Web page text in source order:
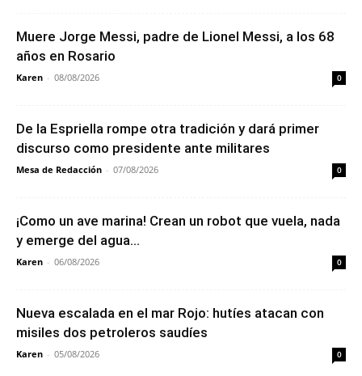
Muere Jorge Messi, padre de Lionel Messi, a los 68
años en Rosario
Karen - 08/08/2026 0
De la Espriella rompe otra tradición y dará primer
discurso como presidente ante militares
Mesa de Redacción - 07/08/2026 0
¡Como un ave marina! Crean un robot que vuela, nada
y emerge del agua...
Karen - 06/08/2026 0
Nueva escalada en el mar Rojo: hutíes atacan con
misiles dos petroleros saudíes
Karen - 05/08/2026 0